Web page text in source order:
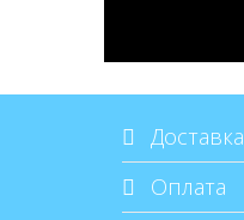
Доставка
Оплата